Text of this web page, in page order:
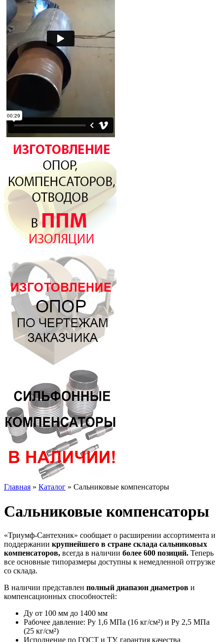
Главная » Каталог » Сальниковые компенсаторы
Сальниковые компенсаторы
«Триумф-Сантехник» сообщает о расширении ассортимента и
поддержании крупнейшего в стране склада сальниковых
компенсаторов, всегда в наличии более 600 позиций. Теперь
все основные типоразмеры доступны к немедленной отгрузке
со склада.
В наличии представлен полный диапазон диаметров и
компенсационных способностей:
Ду от 100 мм до 1400 мм
Рабочее давление: Ру 1,6 МПа (16 кг/см²) и Ру 2,5 МПа
(25 кг/см²)
Исполнение по ГОСТ и ТУ, гарантия качества